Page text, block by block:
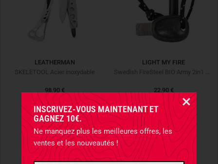
INSCRIVEZ-VOUS MAINTENANT ET
GAGNEZ 10€.
Ne manquez plus les meilleures offres, les
ventes et les nouveautés !
LEATHERMAN
SKELETOOL Acier inoxydable
98,90 €
NOUVEAU
LIGHT MY FIRE
22,90 €